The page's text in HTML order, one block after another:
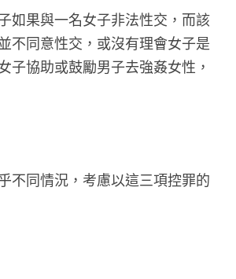
如果與一名女子非法性交，而該
不同意性交，或沒有理會女子是
子協助或鼓勵男子去強姦女性，
不同情況，考慮以這三項控罪的